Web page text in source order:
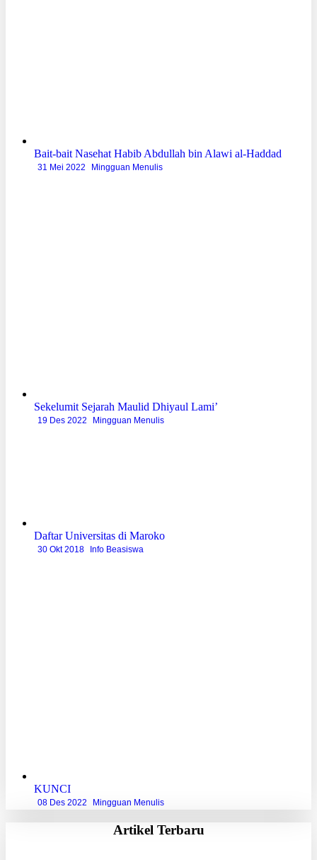
Bait-bait Nasehat Habib Abdullah bin Alawi al-Haddad
31 Mei 2022 Mingguan Menulis
Sekelumit Sejarah Maulid Dhiyaul Lami’
19 Des 2022 Mingguan Menulis
Daftar Universitas di Maroko
30 Okt 2018 Info Beasiswa
KUNCI
08 Des 2022 Mingguan Menulis
Artikel Terbaru